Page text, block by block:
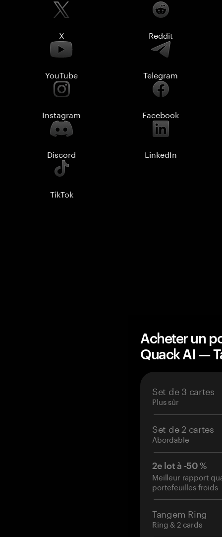
X Reddit
YouTube Telegram
Instagram Facebook
Discord LinkedIn
TikTok
Acheter un
Quack AI —
Set de 3 cartes
Plus sûr
Set de 2 cartes
Abordable
2e lot à -50 %
Meilleur rapport
portefeuilles froids
Tangem Ring
Ring & 2 cards